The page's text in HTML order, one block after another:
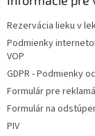
Rezervácia lieku v
Podmienky
VOP
GDPR - Podmienky
Formulár pre
Formulár na
PIV